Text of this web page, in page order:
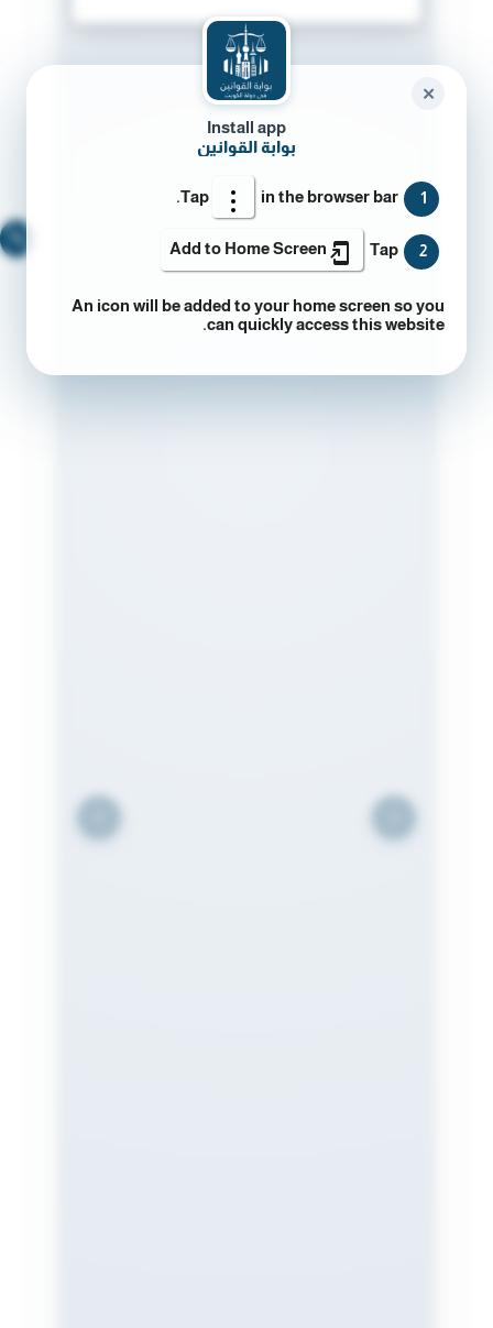
Install app
بوابة القوانين
1
Tap in the browser bar.
2
Tap
Add to Home Screen
An icon will be added to your home screen so you
can quickly access this website.
✕